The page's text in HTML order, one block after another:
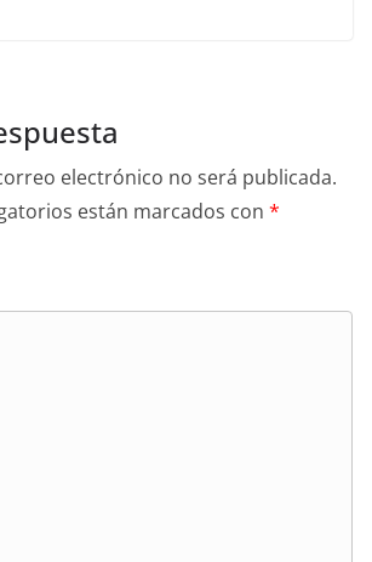
electrónico no será publicada.
están marcados con *